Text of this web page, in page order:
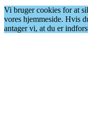
Vi bruger cookies for at
vores hjemmeside. Hvis
antager vi, at du er